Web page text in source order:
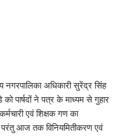
अधिकारी सुरेंद्र सिंह
पार्षदों ने पत्र के माध्यम से गुहार
एवं शिक्षक गण का
परंतु आज तक विनियमितीकरण एवं